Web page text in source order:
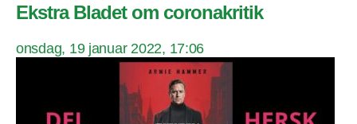
Ekstra Bladet om coronakritik
onsdag, 19 januar 2022, 17:06